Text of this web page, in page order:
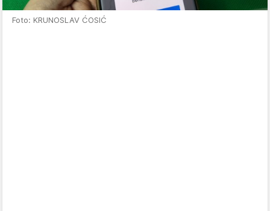
Foto: KRUNOSLAV ĆOSIĆ